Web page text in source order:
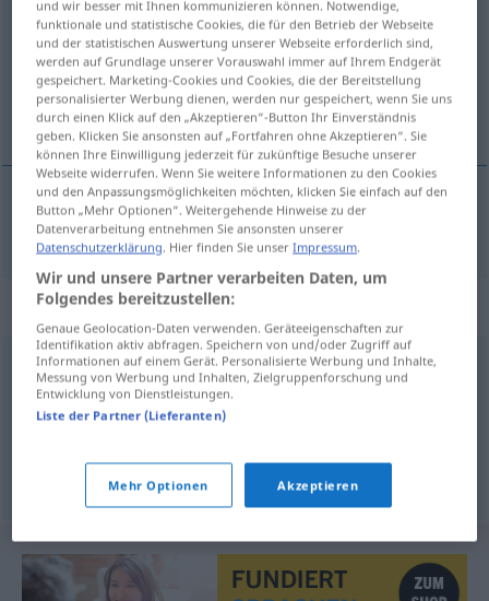
Übersicht aller Übersetzungen
(Für mehr Details die Übersetzung anklicken/antippen)
прибавлять <-бавить -бавлю>
прибавлять <-бавить -бавлю> anfügen
Synonyme für "anfügen"
anbringen,festmachen,befestigen,montieren
© OpenThesaurus.de
und wir besser mit Ihnen kommunizieren können. Notwendige,
funktionale und statistische Cookies, die für den Betrieb der Webseite
und der statistischen Auswertung unserer Webseite erforderlich sind,
werden auf Grundlage unserer Vorauswahl immer auf Ihrem Endgerät
gespeichert. Marketing-Cookies und Cookies, die der Bereitstellung
personalisierter Werbung dienen, werden nur gespeichert, wenn Sie uns
durch einen Klick auf den „Akzeptieren“-Button Ihr Einverständnis
geben. Klicken Sie ansonsten auf „Fortfahren ohne Akzeptieren“. Sie
können Ihre Einwilligung jederzeit für zukünftige Besuche unserer
Webseite widerrufen. Wenn Sie weitere Informationen zu den Cookies
und den Anpassungsmöglichkeiten möchten, klicken Sie einfach auf den
Button „Mehr Optionen“. Weitergehende Hinweise zu der
Datenverarbeitung entnehmen Sie ansonsten unserer
Datenschutzerklärung. Hier finden Sie unserImpressum.
Wir und unsere Partner verarbeiten Daten, um
Folgendes bereitzustellen:
Genaue Geolocation-Daten verwenden. Geräteeigenschaften zur
Identifikation aktiv abfragen. Speichern von und/oder Zugriff auf
Informationen auf einem Gerät. Personalisierte Werbung und Inhalte,
Messung von Werbung und Inhalten, Zielgruppenforschung und
Entwicklung von Dienstleistungen.
Liste der Partner (Lieferanten)
Mehr Optionen Akzeptieren